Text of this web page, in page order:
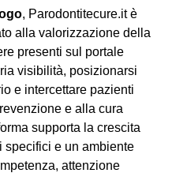
, Parodontitecure.it è
alla valorizzazione della
presenti sul portale
visibilità, posizionarsi
e intercettare pazienti
e alla cura
supporta la crescita
specifici e un ambiente
attenzione